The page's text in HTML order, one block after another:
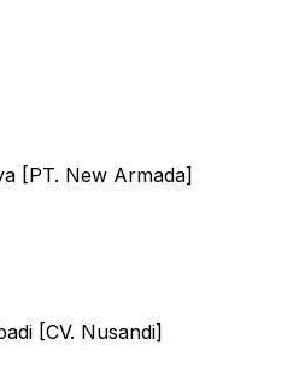
[PT. New Armada]
[CV. Nusandi]